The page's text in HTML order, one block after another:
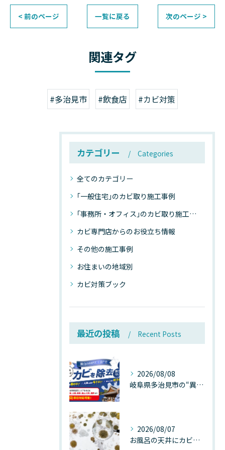
< 前のページ 一覧に戻る 次のページ >
関連タグ
#多治見市 #飲食店 #カビ対策
カテゴリー Categories
全てのカテゴリー
｢一般住宅｣のカビ取り施工事例
｢事務所・オフィス｣のカビ取り施工事例
カビ専門店からのお役立ち情報
その他の施工事例
お住まいの地域別
カビ対策ブック
最近の投稿 Recent Posts
2026/08/08
岐阜県多治見市の“異常な高温”が建物内部を破壊する──深層カビが急増する危険な温度差の正体
2026/08/07
お風呂の天井にカビが生えたら要注意！2026年8月の猛暑・高湿度で急増する浴室カビの原因と正しい対策